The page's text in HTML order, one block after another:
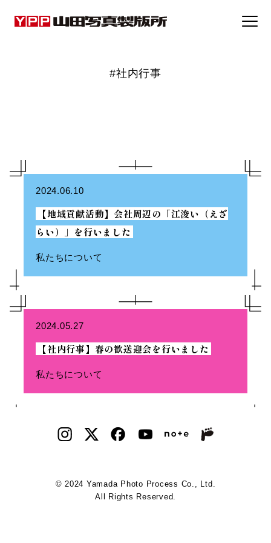
採用情報
お問い合わせ
#社内行事
2024.06.10
【地域貢献活動】会社周辺の「江浚い（えざ
らい）」を行いました
私たちについて
2024.05.27
【社内行事】春の歓送迎会を行いました
私たちについて
© 2024 Yamada Photo Process Co., Ltd.
All Rights Reserved.